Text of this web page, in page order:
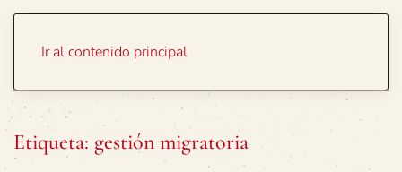
Ir al contenido principal
Etiqueta: gestión migratoria